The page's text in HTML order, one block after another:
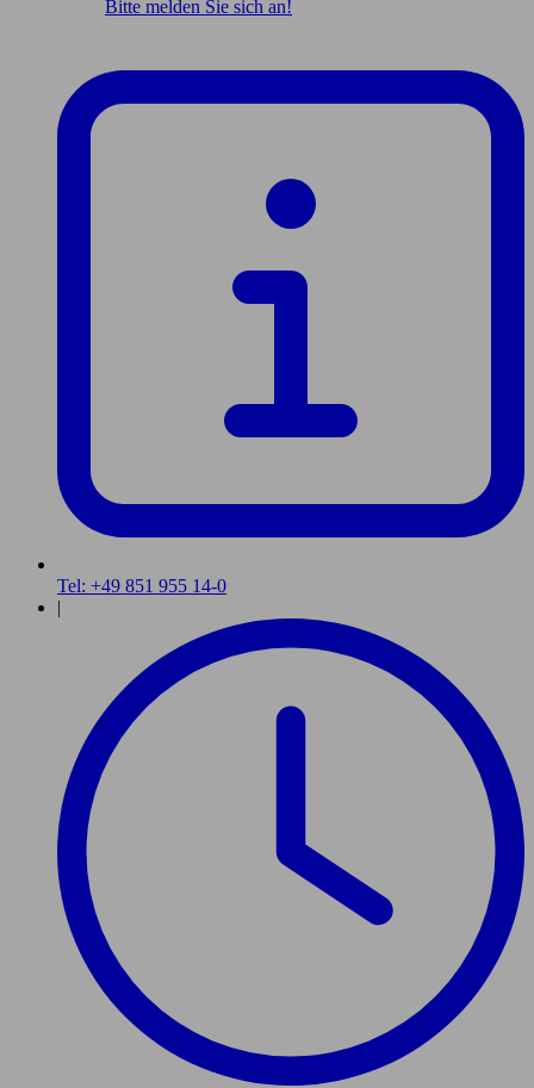
Bitte melden Sie sich an!
Tel: +49 851 955 14-0
|